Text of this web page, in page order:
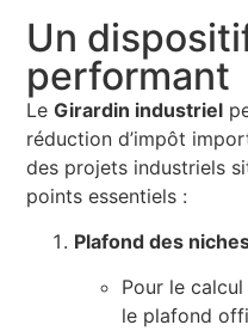
Un
performant
LeGirardin industriel
réduction d’impôt
des projets industriels
points essentiels :
Plafond des
Pour le
le plafond